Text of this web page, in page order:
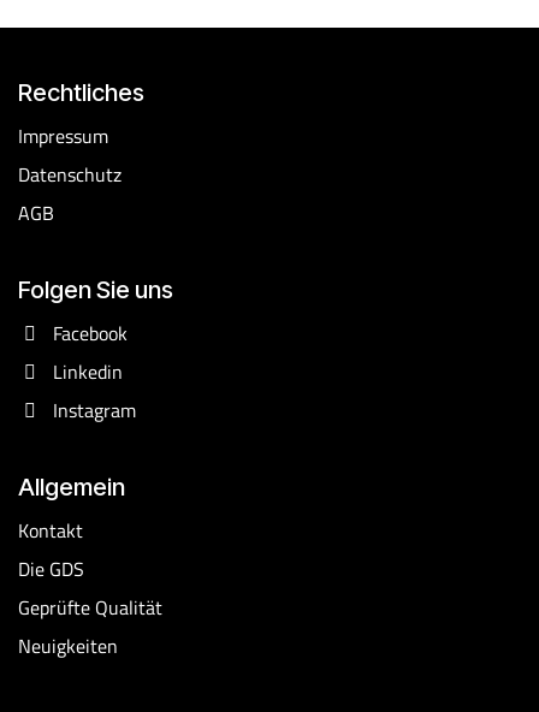
Rechtliches
​Impressum
Datenschutz
AGB
Folgen Sie uns
Facebook
Linkedin
Instagram
Allgemein
Kontakt
Die GDS
Geprüfte Qualität
Neuigkeiten